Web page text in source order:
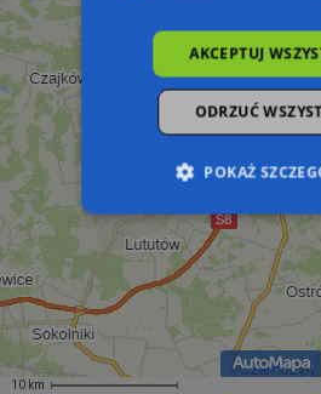
10 km
AKCEPTUJ
ODRZUĆ
POKAŻ
Niezbędne Wydajność
Funkcjonalność
Niezbędne pliki cookie
podstawowych funkcji strony
takich jak logowanie